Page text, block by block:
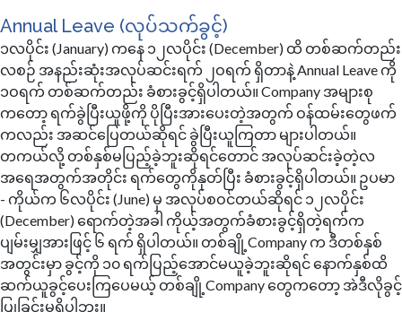
Annual Leave (လုပ်သက်ခွင့်)
၁လပိုင်း (January) ကနေ ၁၂လပိုင်း (December) ထိ တစ်ဆက်တည်း
လစဉ် အနည်းဆုံးအလုပ်ဆင်းရက် ၂ဝရက် ရှိတာနဲ့ Annual Leave ကို
၁ဝရက် တစ်ဆက်တည်း ခံစားခွင့်ရှိပါတယ်။ Company အများစု
ကတော့ ရက်ခွဲပြီးယူဖို့ကို ပိုပြီးအားပေးတဲ့အတွက် ဝန်ထမ်းတွေဖက်
ကလည်း အဆင်ပြေတယ်ဆိုရင် ခွဲပြီးယူကြတာ များပါတယ်။
တကယ်လို့ တစ်နှစ်မပြည့်ခဲ့ဘူးဆိုရင်တောင် အလုပ်ဆင်းခဲ့တဲ့လ
အရေအတွက်အတိုင်း ရက်တွေကိုနုတ်ပြီး ခံစားခွင့်ရှိပါတယ်။ ဥပမာ
- ကိုယ်က ၆လပိုင်း (June) မှ အလုပ်စဝင်တယ်ဆိုရင် ၁၂လပိုင်း
(December) ရောက်တဲ့အခါ ကိုယ့်အတွက်ခံစားခွင့်ရှိတဲ့ရက်က
ပျမ်းမျှအားဖြင့် ၆ ရက် ရှိပါတယ်။ တစ်ချို့Company က ဒီတစ်နှစ်
အတွင်းမှာ ခွင့်ကို ၁၀ ရက်ပြည့်အောင်မယူခဲ့ဘူးဆိုရင် နောက်နှစ်ထိ
ဆက်ယူခွင့်ပေးကြပေမယ့် တစ်ချို့Company တွေကတော့ အဲဒီလိုခွင့်
ပြုခြင်းမရှိပါဘူး။